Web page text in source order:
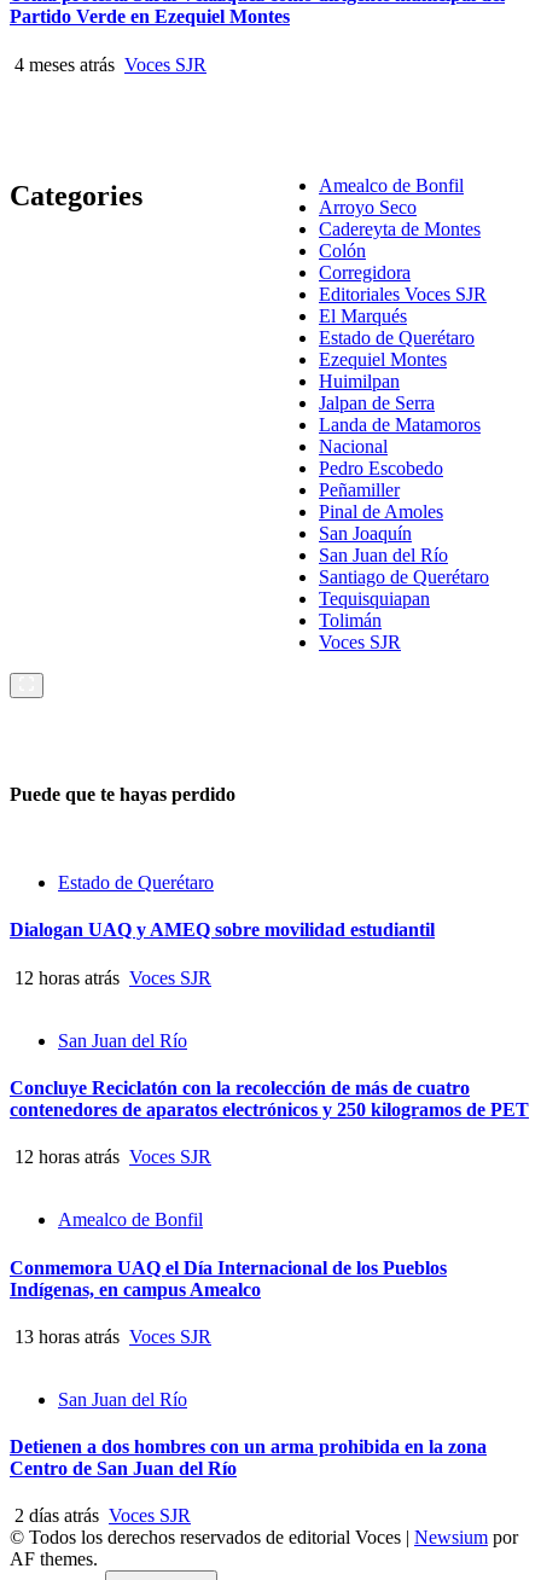
Partido Verde en Ezequiel Montes
4 meses atrás Voces SJR
Categories
Amealco de Bonfil
Arroyo Seco
Cadereyta de Montes
Colón
Corregidora
Editoriales Voces SJR
El Marqués
Estado de Querétaro
Ezequiel Montes
Huimilpan
Jalpan de Serra
Landa de Matamoros
Nacional
Pedro Escobedo
Peñamiller
Pinal de Amoles
San Joaquín
San Juan del Río
Santiago de Querétaro
Tequisquiapan
Tolimán
Voces SJR
Puede que te hayas perdido
Estado de Querétaro
Dialogan UAQ y AMEQ sobre movilidad estudiantil
12 horas atrás Voces SJR
San Juan del Río
Concluye Reciclatón con la recolección de más de cuatro
contenedores de aparatos electrónicos y 250 kilogramos de PET
12 horas atrás Voces SJR
Amealco de Bonfil
Conmemora UAQ el Día Internacional de los Pueblos
Indígenas, en campus Amealco
13 horas atrás Voces SJR
San Juan del Río
Detienen a dos hombres con un arma prohibida en la zona
Centro de San Juan del Río
2 días atrás Voces SJR
© Todos los derechos reservados de editorial Voces | Newsium por
AF themes.